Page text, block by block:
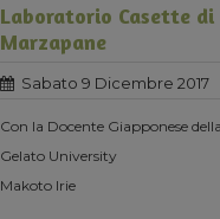
Laboratorio Casette di
Marzapane
Sabato 9 Dicembre 2017
Con la Docente Giapponese
Gelato University
Makoto Irie